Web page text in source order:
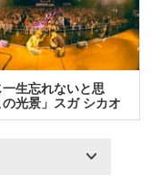
一生忘れないと思
の光景」スガ シカオ